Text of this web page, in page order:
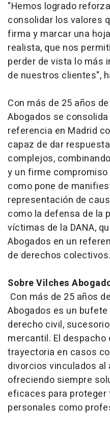
"Hemos logrado
consolidar los valores
firma y marcar una
realista, que nos
perder de vista lo más
de nuestros clientes",
Con más de 25 años
Abogados se
referencia en Madrid
capaz de dar
complejos,
y un firme
como pone de
representación de
como la defensa de la
víctimas de la DANA,
Abogados en un
de derechos colectivos.
Sobre Vilches
Con más de 25 años
Abogados es un
derecho civil,
mercantil. El
trayectoria en casos
divorcios vinculados
ofreciendo siempre
eficaces para
personales como